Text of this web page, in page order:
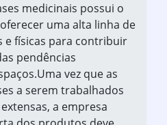
medicinais possui o
uma alta linha de
e físicas para contribuir
pendências
vez que as
a serem trabalhados
a empresa